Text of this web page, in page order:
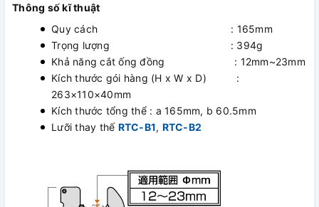
Thông số kĩ thuật
Quy cách : 165mm
Trọng lượng : 394g
Khả năng cắt ống đồng : 12mm~23mm
Kích thước gói hàng (H x W x D) :
263×110×40mm
Kích thước tổng thể : a 165mm, b 60.5mm
Lưỡi thay thế RTC-B1, RTC-B2